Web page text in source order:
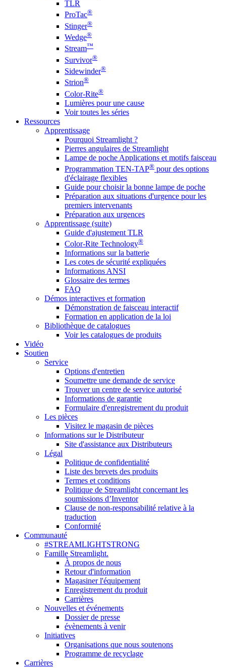
TLR
ProTac®
Stinger®
Wedge®
Stream™
Survivor®
Sidewinder®
Strion®
Color-Rite®
Lumières pour une cause
Voir toutes les séries
Ressources
Apprentissage
Pourquoi Streamlight ?
Pierres angulaires de Streamlight
Lampe de poche Applications et motifs faisceau
Programmation TEN-TAP® pour des options
d'éclairage flexibles
Guide pour choisir la bonne lampe de poche
Préparation aux situations d'urgence pour les
premiers intervenants
Préparation aux urgences
Apprentissage (suite)
Guide d'ajustement TLR
Color-Rite Technology®
Informations sur la batterie
Les cotes de sécurité expliquées
Informations ANSI
Glossaire des termes
FAQ
Démos interactives et formation
Démonstration de faisceau interactif
Formation en application de la loi
Bibliothèque de catalogues
Voir les catalogues de produits
Vidéo
Soutien
Service
Options d'entretien
Soumettre une demande de service
Trouver un centre de service autorisé
Informations de garantie
Formulaire d'enregistrement du produit
Les pièces
Visitez le magasin de pièces
Informations sur le Distributeur
Site d'assistance aux Distributeurs
Légal
Politique de confidentialité
Liste des brevets des produits
Termes et conditions
Politique de Streamlight concernant les
soumissions d’Inventor
Clause de non-responsabilité relative à la
traduction
Conformité
Communauté
#STREAMLIGHTSTRONG
Famille Streamlight.
À propos de nous
Retour d'information
Magasiner l'équipement
Enregistrement du produit
Carrières
Nouvelles et événements
Dossier de presse
évènements à venir
Initiatives
Organisations que nous soutenons
Programme de recyclage
Carrières